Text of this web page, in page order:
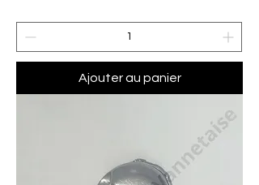
Ajouter au panier